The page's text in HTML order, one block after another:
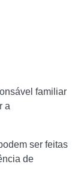
familiar
a
ser feitas
de